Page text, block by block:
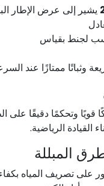
يشير إلى عرض الإطار
لجنط بقياس
وثباتًا ممتازًا عند
قويًا وتحكمًا دقيقًا على
القيادة الرياضية.
المبللة
على تصريف المياه